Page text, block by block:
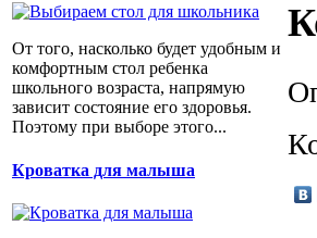
От того, насколько будет удобным и
комфортным стол ребенка
школьного возраста, напрямую
зависит состояние его здоровья.
Поэтому при выборе этого...
Кроватка для малыша